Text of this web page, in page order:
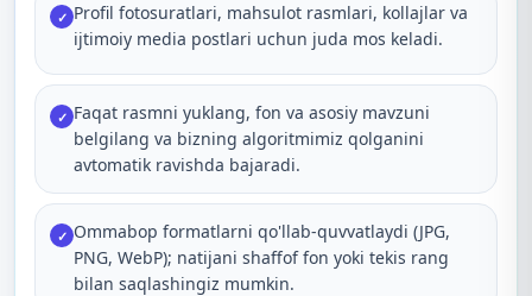
✓ Profil fotosuratlari, mahsulot rasmlari, kollajlar va
ijtimoiy media postlari uchun juda mos keladi.
✓ Faqat rasmni yuklang, fon va asosiy mavzuni
belgilang va bizning algoritmimiz qolganini
avtomatik ravishda bajaradi.
✓ Ommabop formatlarni qo'llab-quvvatlaydi (JPG,
PNG, WebP); natijani shaffof fon yoki tekis rang
bilan saqlashingiz mumkin.